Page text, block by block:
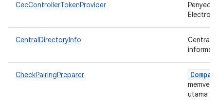
CecControllerTokenProvider
CentralDirectoryInfo
CheckPairingPreparer
utama